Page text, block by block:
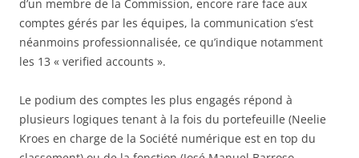
d’un membre de la Commission, encore rare face aux
comptes gérés par les équipes, la communication s’est
néanmoins professionnalisée, ce qu’indique notamment
les 13 « verified accounts ».
Le podium des comptes les plus engagés répond à
plusieurs logiques tenant à la fois du portefeuille (Neelie
Kroes en charge de la Société numérique est en top du